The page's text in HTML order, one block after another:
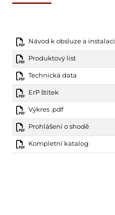
Návod k obsluze a instalaci
Produktový list
Technická data
ErP štítek
Výkres .pdf
Prohlášení o shodě
Kompletní katalog